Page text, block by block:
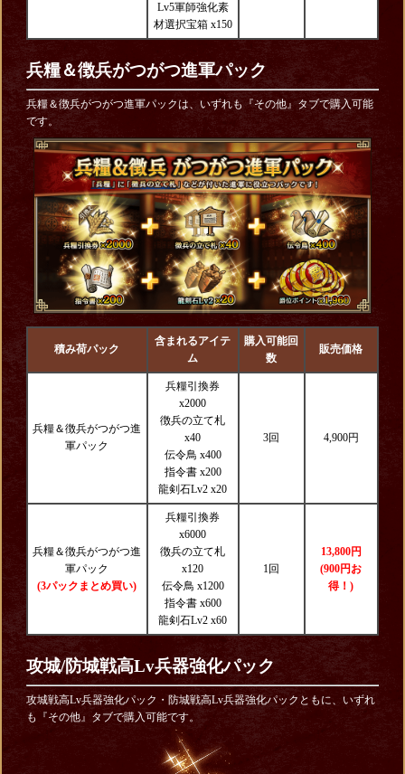
Lv5軍師強化素
材選択宝箱 x150
兵糧＆徴兵がつがつ進軍パック
兵糧＆徴兵がつがつ進軍パックは、いずれも『その他』タブで購入可能
です。
積み荷パック
含まれるアイテ
ム
購入可能回
数
販売価格
兵糧＆徴兵がつがつ進
軍パック
兵糧引換券
x2000
徴兵の立て札
x40
伝令鳥 x400
指令書 x200
龍剣石Lv2 x20
3回 4,900円
兵糧＆徴兵がつがつ進
軍パック
(3パックまとめ買い)
兵糧引換券
x6000
徴兵の立て札
x120
伝令鳥 x1200
指令書 x600
龍剣石Lv2 x60
1回
13,800円
(900円お
得！)
攻城/防城戦高Lv兵器強化パック
攻城戦高Lv兵器強化パック・防城戦高Lv兵器強化パックともに、いずれ
も『その他』タブで購入可能です。